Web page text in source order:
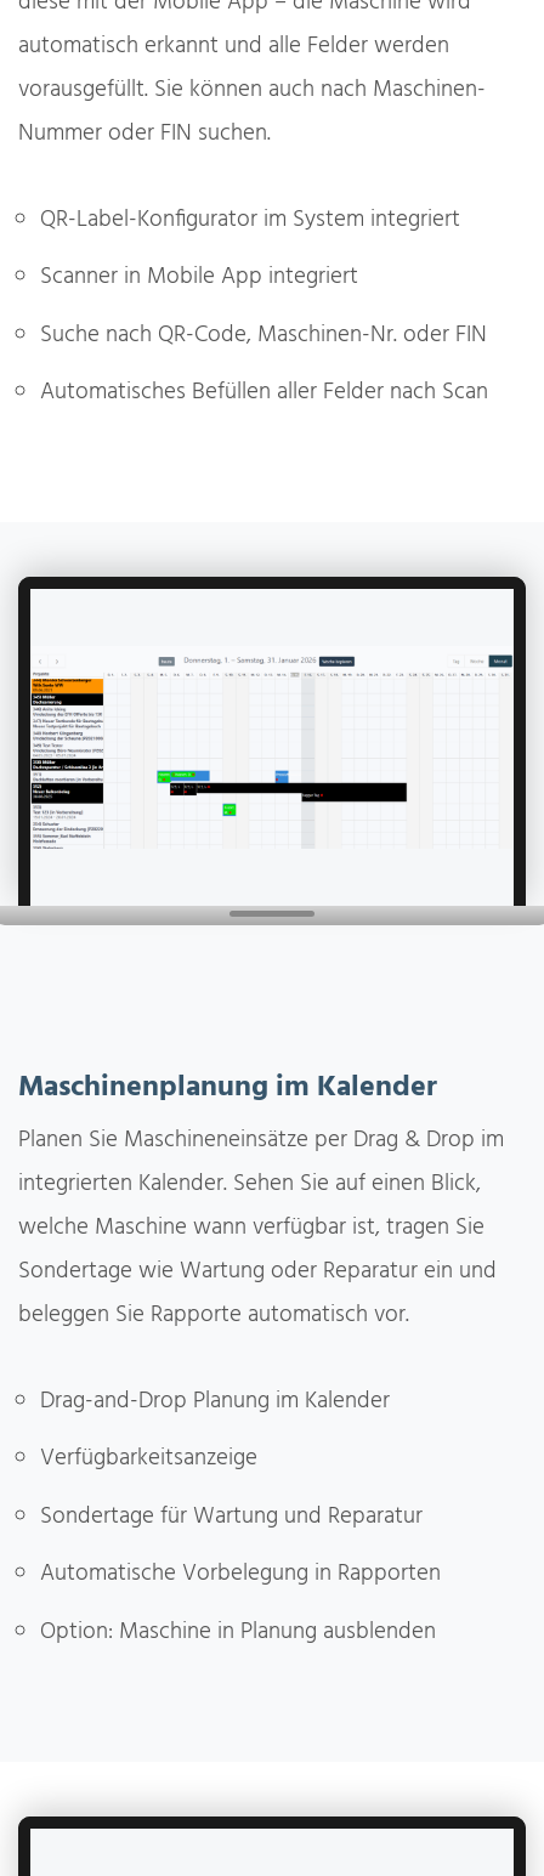
automatisch erkannt und alle Felder werden
vorausgefüllt. Sie können auch nach Maschinen-
Nummer oder FIN suchen.
QR-Label-Konfigurator im System integriert
Scanner in Mobile App integriert
Suche nach QR-Code, Maschinen-Nr. oder FIN
Automatisches Befüllen aller Felder nach Scan
Maschinenplanung im Kalender
Planen Sie Maschineneinsätze per Drag & Drop im
integrierten Kalender. Sehen Sie auf einen Blick,
welche Maschine wann verfügbar ist, tragen Sie
Sondertage wie Wartung oder Reparatur ein und
beleggen Sie Rapporte automatisch vor.
Drag-and-Drop Planung im Kalender
Verfügbarkeitsanzeige
Sondertage für Wartung und Reparatur
Automatische Vorbelegung in Rapporten
Option: Maschine in Planung ausblenden